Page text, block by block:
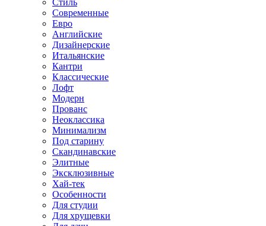
Стиль
Современные
Евро
Английские
Дизайнерские
Итальянские
Кантри
Классические
Лофт
Модерн
Прованс
Неоклассика
Минимализм
Под старину
Скандинавские
Элитные
Эксклюзивные
Хай-тек
Особенности
Для студии
Для хрущевки